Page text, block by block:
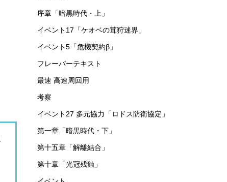
序章「暗黒時代・上」
イベント17「ケオベの茸狩迷界」
イベント5「危機契約β」
フレーバーテキスト
最速 高速周回用
考察
イベント27 多元協力「ロドス防衛協定」
第一章「暗黒時代・下」
第十五章「解離結合」
第十章「光冠残蝕」